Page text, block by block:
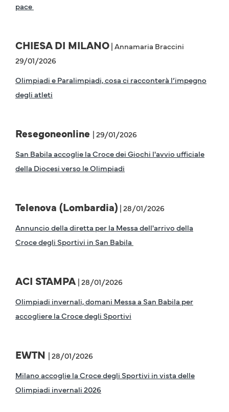
pace
CHIESA DI MILANO| Annamaria Braccini
29/01/2026
Olimpiadi e Paralimpiadi, cosa ci racconterà l’impegno
degli atleti
Resegoneonline | 29/01/2026
San Babila accoglie la Croce dei Giochi l'avvio ufficiale
della Diocesi verso le Olimpiadi
Telenova (Lombardia) | 28/01/2026
Annuncio della diretta per la Messa dell'arrivo della
Croce degli Sportivi in San Babila
ACI STAMPA | 28/01/2026
Olimpiadi invernali, domani Messa a San Babila per
accogliere la Croce degli Sportivi
EWTN | 28/01/2026
Milano accoglie la Croce degli Sportivi in vista delle
Olimpiadi invernali 2026